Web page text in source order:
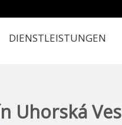
DIENSTLEISTUNGEN
Uhorská Ves